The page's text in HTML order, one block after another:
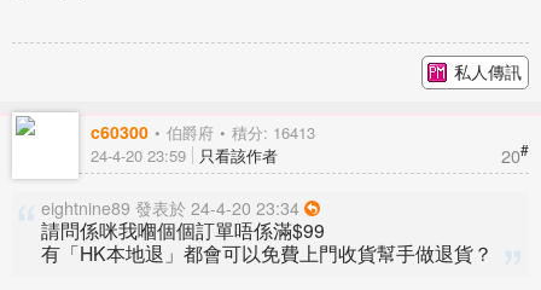
私人傳訊
c60300 伯爵府 積分: 16413
20#
24-4-20 23:59 只看該作者
eightnine89 發表於 24-4-20 23:34
請問係咪我嗰個個訂單唔係滿$99
有「HK本地退」都會可以免費上門收貨幫手做退貨？